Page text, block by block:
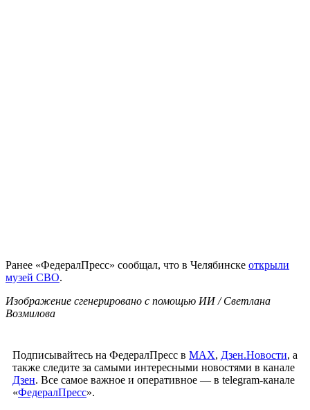
Ранее «ФедералПресс» сообщал, что в Челябинске открыли
музей СВО.
Изображение сгенерировано с помощью ИИ / Светлана
Возмилова
Подписывайтесь на ФедералПресс в МАХ, Дзен.Новости, а
также следите за самыми интересными новостями в канале
Дзен. Все самое важное и оперативное — в telegram-канале
«ФедералПресс».